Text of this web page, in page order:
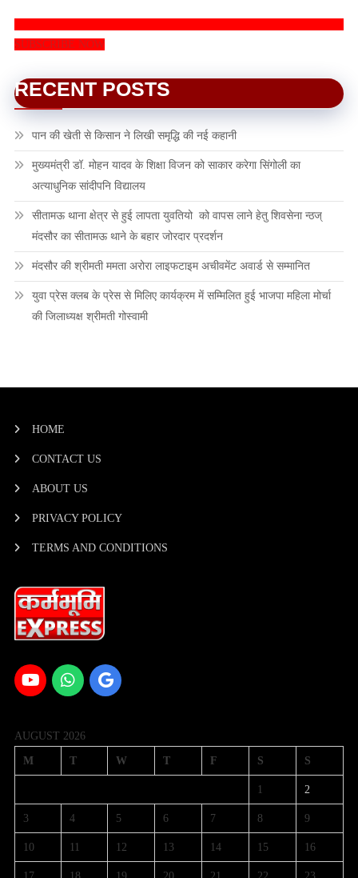
SUBSCRIBE NOW
RECENT POSTS
पान की खेती से किसान ने लिखी समृद्धि की नई कहानी
मुख्यमंत्री डॉ. मोहन यादव के शिक्षा विजन को साकार करेगा सिंगोली का
अत्याधुनिक सांदीपनि विद्यालय
सीतामऊ थाना क्षेत्र से हुई लापता युवतियो को वापस लाने हेतु शिवसेना न्ठज्
मंदसौर का सीतामऊ थाने के बहार जोरदार प्रदर्शन
मंदसौर की श्रीमती ममता अरोरा लाइफटाइम अचीवमेंट अवार्ड से सम्मानित
युवा प्रेस क्लब के प्रेस से मिलिए कार्यक्रम में सम्मिलित हुई भाजपा महिला मोर्चा
की जिलाध्यक्ष श्रीमती गोस्वामी
HOME
CONTACT US
ABOUT US
PRIVACY POLICY
TERMS AND CONDITIONS
AUGUST 2026
M T W T F S S
1 2
3 4 5 6 7 8 9
10 11 12 13 14 15 16